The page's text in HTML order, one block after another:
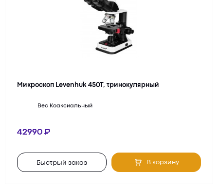
Микроскоп Levenhuk 450T, тринокулярный
Вес Коаксиальный
42990
Быстрый заказ В корзину